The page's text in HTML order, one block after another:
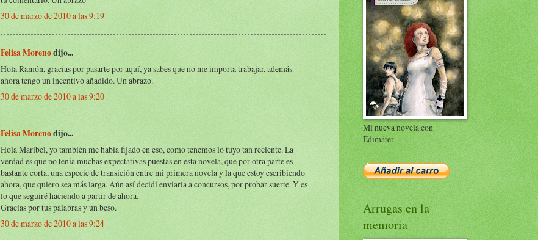
30 de marzo de 2010 a las 9:19
Felisa Morenodijo...
Hola Ramón, gracias por pasarte por aquí, ya sabes que no me importa trabajar, además
ahora tengo un incentivo añadido. Un abrazo.
30 de marzo de 2010 a las 9:20
Felisa Morenodijo...
Hola Maribel, yo también me había fijado en eso, como tenemos lo tuyo tan reciente. La
verdad es que no tenía muchas expectativas puestas en esta novela, que por otra parte es
bastante corta, una especie de transición entre mi primera novela y la que estoy escribiendo
ahora, que quiero sea más larga. Aún así decidí enviarla a concursos, por probar suerte. Y es
lo que seguiré haciendo a partir de ahora.
Gracias por tus palabras y un beso.
30 de marzo de 2010 a las 9:24
Mi nueva novela con
Edimáter
Arrugas en la
memoria